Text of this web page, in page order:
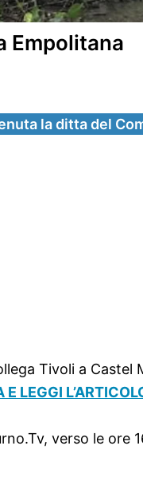
Empolitana
la ditta del
Tivoli a Castel
E LEGGI
verso le ore